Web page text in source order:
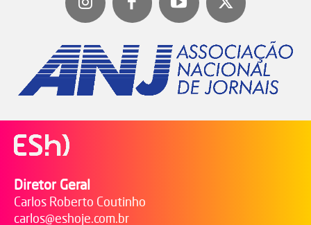
Diretor Geral
Carlos Roberto Coutinho
carlos@eshoje.com.br